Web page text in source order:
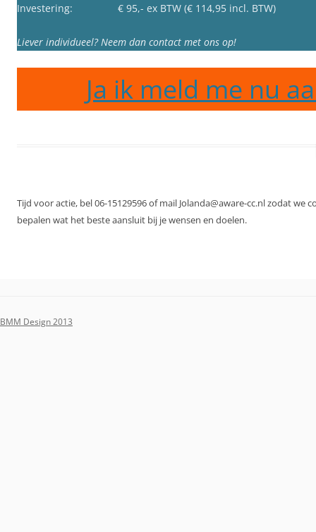
Investering: € 95,- ex BTW (€ 114,95 incl. BTW)
Liever individueel? Neem dan contact met ons op!
Ja ik meld me nu
Tijd voor actie, bel 06-15129596 of mail Jolanda@aware-cc.nl zodat we
bepalen wat het beste aansluit bij je wensen en doelen.
BMM Design 2013